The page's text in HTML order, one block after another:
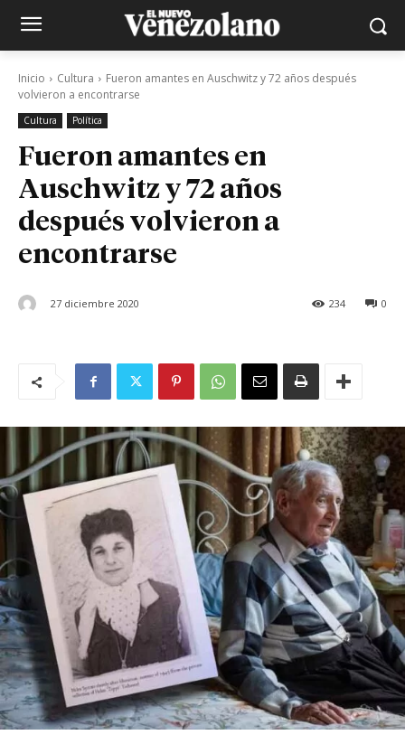
Inicio Cultura
Fueron amantes en Auschwitz y 72 años después
volvieron a encontrarse
Cultura Política
Fueron amantes en
Auschwitz y 72 años
después volvieron a
encontrarse
27 diciembre 2020 0
234